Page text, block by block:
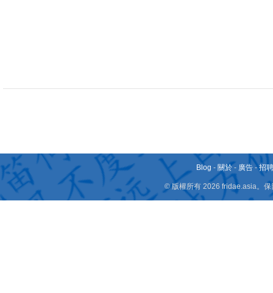
Blog - 關於 - 廣告 -招
© 版權所有 2026 fridae.asia。